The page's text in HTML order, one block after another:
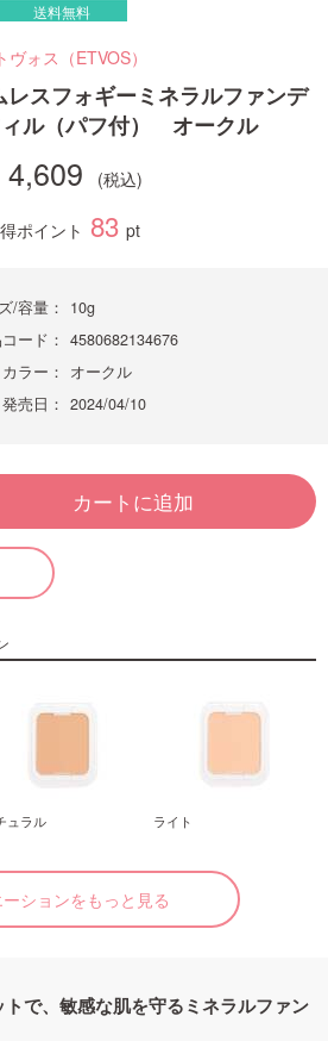
送料無料
ヴォス（ETVOS）
スフォギーミネラルファンデ
ル（パフ付） オークル
4,609
ポイント 83 pt
/容量：
10g
ード： 4580682134676
カラー：
オークル
発売日： 2024/04/10
カートに追加
ュラル ライト
ションをもっと見る
で、敏感な肌を守るミネラルファン